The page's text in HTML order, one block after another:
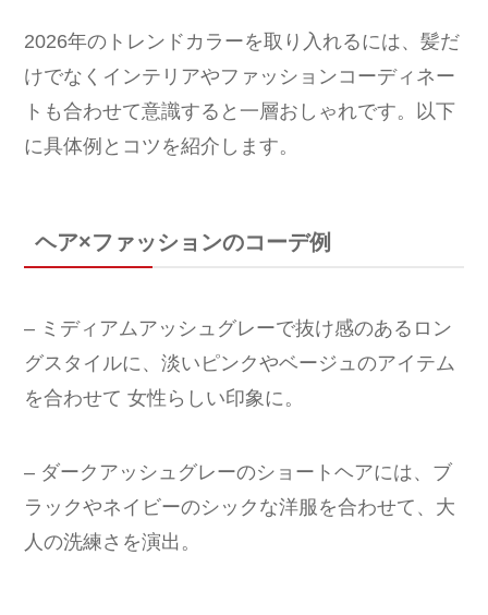
2026年のトレンドカラーを取り入れるには、髪だ
けでなくインテリアやファッションコーディネー
トも合わせて意識すると一層おしゃれです。以下
に具体例とコツを紹介します。
ヘア×ファッションのコーデ例
– ミディアムアッシュグレーで抜け感のあるロン
グスタイルに、淡いピンクやベージュのアイテム
を合わせて 女性らしい印象に。
– ダークアッシュグレーのショートヘアには、ブ
ラックやネイビーのシックな洋服を合わせて、大
人の洗練さを演出。